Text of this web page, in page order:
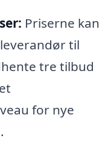
Priserne kan
til
tre tilbud
for nye